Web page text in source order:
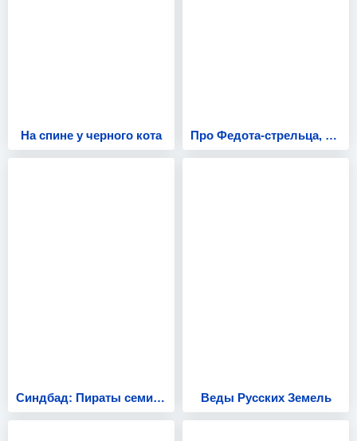
На спине у черного кота Про Федота-стрельца, удалого молодца
Синдбад: Пираты семи штормов Веды Русских Земель